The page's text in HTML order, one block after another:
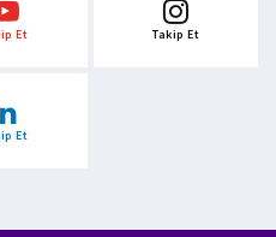
Et Takip Et
Et